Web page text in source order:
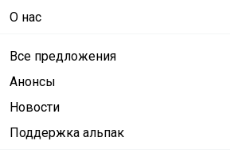
О нас
Все предложения
Анонсы
Новости
Поддержка альпак